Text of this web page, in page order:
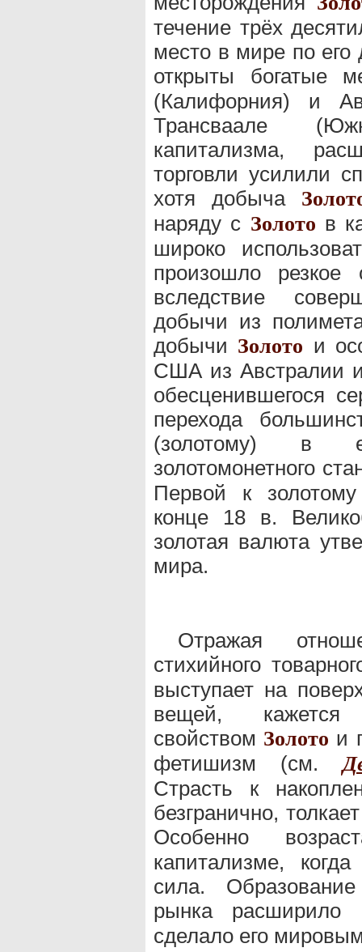
течение трёх
место в мире по
открыты богатые
(Калифорния) и
Трансваале
капитализма,
торговли усилили
хотя добыча
наряду с Золото в
широко
произошло резкое
вследствие
добычи из
добычи Золото и
США из Австралии
обесценившегося
перехода
(золотому) в
золотомонетного
Первой к
конце 18 в.
золотая валюта
мира.
Отражая
стихийного
выступает на
вещей, кажется
свойством Золото и
фетишизм (см.
Страсть к
безгранично,
Особенно
капитализме,
сила.
рынка
сделало его